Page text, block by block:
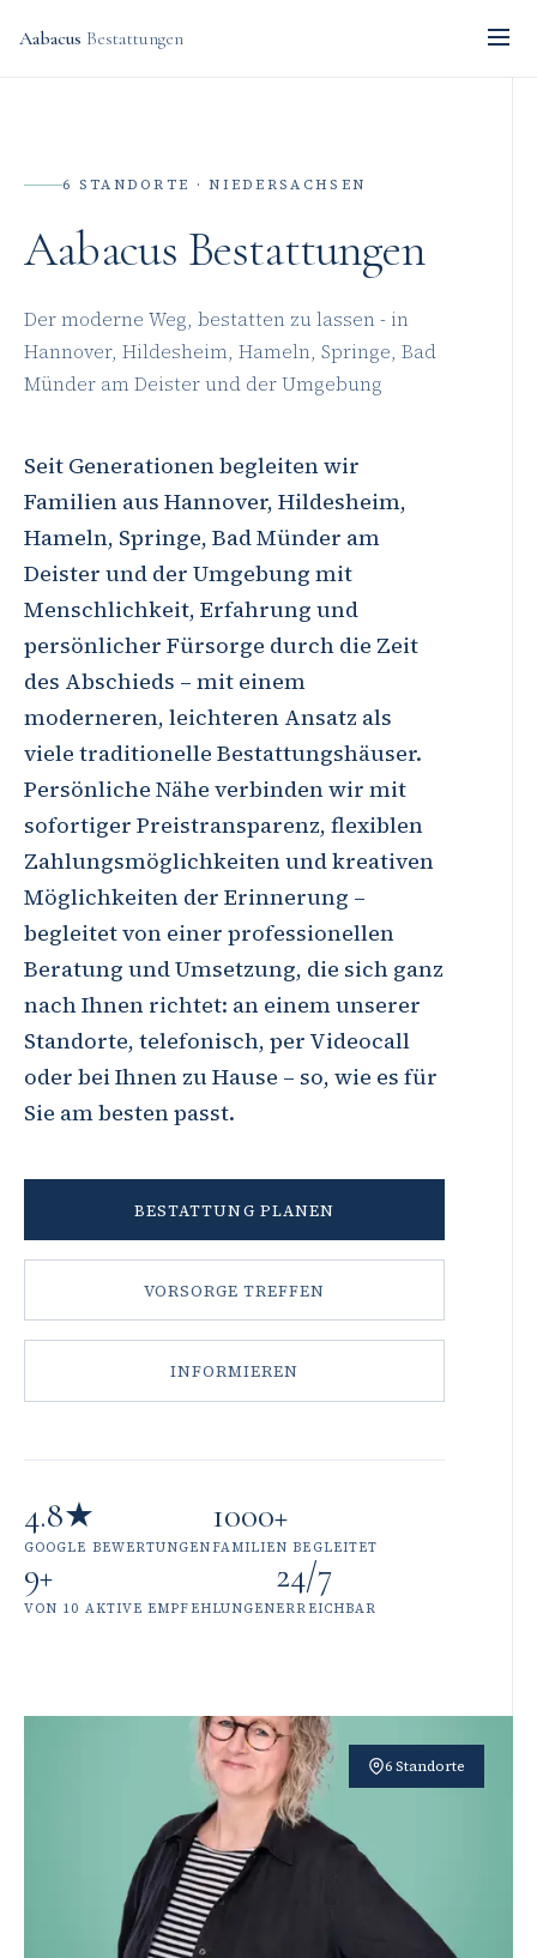
Aabacus Bestattungen
6 STANDORTE · NIEDERSACHSEN
Aabacus Bestattungen
Der moderne Weg, bestatten zu lassen - in
Hannover, Hildesheim, Hameln, Springe, Bad
Münder am Deister und der Umgebung
Seit Generationen begleiten wir
Familien aus Hannover, Hildesheim,
Hameln, Springe, Bad Münder am
Deister und der Umgebung mit
Menschlichkeit, Erfahrung und
persönlicher Fürsorge durch die Zeit
des Abschieds – mit einem
moderneren, leichteren Ansatz als
viele traditionelle Bestattungshäuser.
Persönliche Nähe verbinden wir mit
sofortiger Preistransparenz, flexiblen
Zahlungsmöglichkeiten und kreativen
Möglichkeiten der Erinnerung –
begleitet von einer professionellen
Beratung und Umsetzung, die sich ganz
nach Ihnen richtet: an einem unserer
Standorte, telefonisch, per Videocall
oder bei Ihnen zu Hause – so, wie es für
Sie am besten passt.
BESTATTUNG PLANEN
VORSORGE TREFFEN
INFORMIEREN
4.8★
GOOGLE BEWERTUNGEN
1000+
FAMILIEN BEGLEITET
9+
VON 10 AKTIVE EMPFEHLUNGEN
24/7
ERREICHBAR
6 Standorte